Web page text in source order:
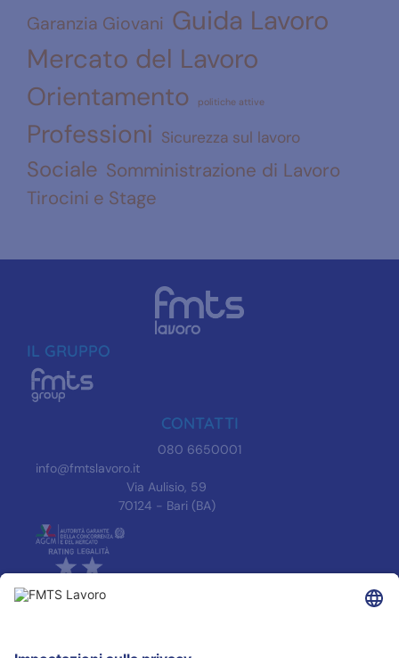
Garanzia Giovani Guida Lavoro
Mercato del Lavoro
Orientamento politiche attive
Professioni Sicurezza sul lavoro
Sociale Somministrazione di Lavoro
Tirocini e Stage
IL GRUPPO
CONTATTI
080 6650001
info@fmtslavoro.it
Via Aulisio, 59
70124 - Bari (BA)